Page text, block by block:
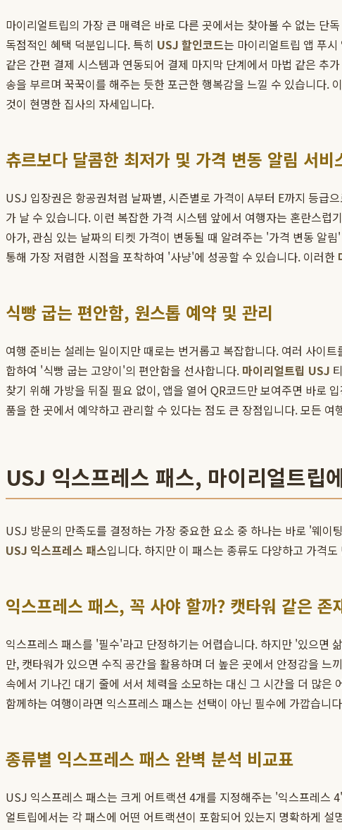
마이리얼트립의 가장 큰 매력은 바로 다른 곳에서는 찾아볼 수 없는 단
독점적인 혜택 덕분입니다. 특히 USJ 할인코드는 마이리얼트립 앱 푸
같은 간편 결제 시스템과 연동되어 결제 마지막 단계에서 마법 같은 추
송을 부르며 꾹꾹이를 해주는 듯한 포근한 행복감을 느낄 수 있습니다.
것이 현명한 집사의 자세입니다.
츄르보다 달콤한 최저가 및 가격 변동 알림 서비
USJ 입장권은 항공권처럼 날짜별, 시즌별로 가격이 A부터 E까지 등급
가 날 수 있습니다. 이런 복잡한 가격 시스템 앞에서 여행자는 혼란스
아가, 관심 있는 날짜의 티켓 가격이 변동될 때 알려주는 '가격 변동 알
통해 가장 저렴한 시점을 포착하여 '사냥'에 성공할 수 있습니다. 이러한
식빵 굽는 편안함, 원스톱 예약 및 관리
여행 준비는 설레는 일이지만 때로는 번거롭고 복잡합니다. 여러 사이
합하여 '식빵 굽는 고양이'의 편안함을 선사합니다. 마이리얼트립 USJ
찾기 위해 가방을 뒤질 필요 없이, 앱을 열어 QR코드만 보여주면 바로
품을 한 곳에서 예약하고 관리할 수 있다는 점도 큰 장점입니다. 모든
USJ 익스프레스 패스, 마이리얼트립
USJ 방문의 만족도를 결정하는 가장 중요한 요소 중 하나는 바로 '웨
USJ 익스프레스 패스입니다. 하지만 이 패스는 종류도 다양하고 가격
익스프레스 패스, 꼭 사야 할까? 캣타워 같은 존
익스프레스 패스를 '필수'라고 단정하기는 어렵습니다. 하지만 '있으면
만, 캣타워가 있으면 수직 공간을 활용하며 더 높은 곳에서 안정감을 느
속에서 기나긴 대기 줄에 서서 체력을 소모하는 대신 그 시간을 더 많
함께하는 여행이라면 익스프레스 패스는 선택이 아닌 필수에 가깝습
종류별 익스프레스 패스 완벽 분석 비교표
USJ 익스프레스 패스는 크게 어트랙션 4개를 지정해주는 '익스프레스
얼트립에서는 각 패스에 어떤 어트랙션이 포함되어 있는지 명확하게